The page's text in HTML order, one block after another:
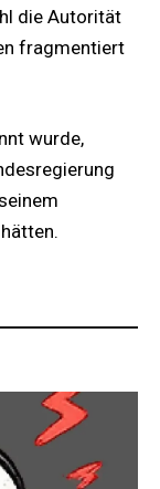
die Autorität
fragmentiert
wurde,